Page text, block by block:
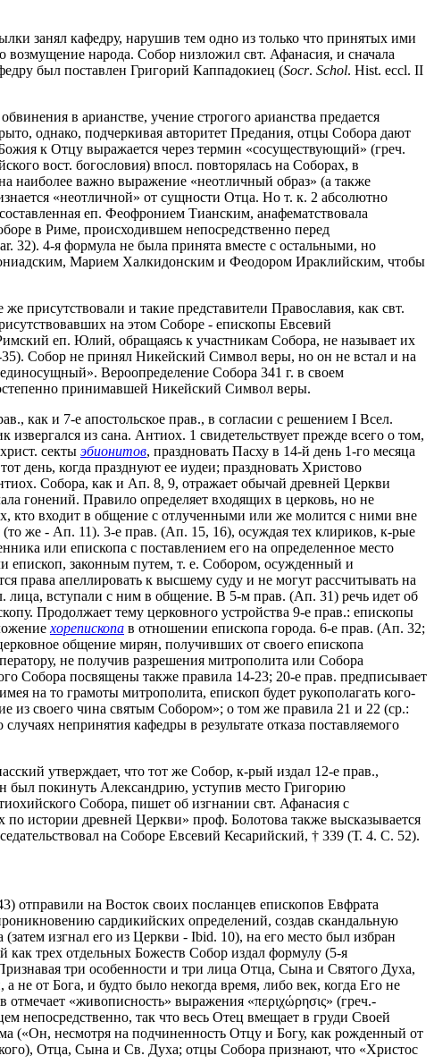
занял кафедру, нарушив тем одно из только что принятых ими
возмущение народа. Собор низложил свт. Афанасия, и сначала
был поставлен Григорий Каппадокиец (Socr. Schol. Hist. eccl. II
в арианстве, учение строгого арианства предается
однако, подчеркивая авторитет Предания, отцы Собора дают
к Отцу выражается через термин «сосуществующий» (греч.
вост. богословия) впосл. повторялась на Соборах, в
наиболее важно выражение «неотличный образ» (а также
«неотличной» от сущности Отца. Но т. к. 2 абсолютно
еп. Феофронием Тианским, анафематствовала
в Риме, происходившем непосредственно перед
32). 4-я формула не была принята вместе с остальными, но
Марием Халкидонским и Феодором Ираклийским, чтобы
присутствовали и такие представители Православия, как свт.
на этом Соборе - епископы Евсевий
еп. Юлий, обращаясь к участникам Собора, не называет их
35). Собор не принял Никейский Символ веры, но он не встал и на
Вероопределение Собора 341 г. в своем
принимавшей Никейский Символ веры.
как и 7-е апостольское прав., в согласии с решением I Всел.
из сана. Антиох. 1 свидетельствует прежде всего о том,
секты эбионитов, праздновать Пасху в 14-й день 1-го месяца
день, когда празднуют ее иудеи; праздновать Христово
Собора, как и Ап. 8, 9, отражает обычай древней Церкви
гонений. Правило определяет входящих в церковь, но не
кто входит в общение с отлученными или же молится с ними вне
же - Ап. 11). 3-е прав. (Ап. 15, 16), осуждая тех клириков, к-рые
или епископа с поставлением его на определенное место
епископ, законным путем, т. е. Собором, осужденный и
права апеллировать к высшему суду и не могут рассчитывать на
лица, вступали с ним в общение. В 5-м прав. (Ап. 31) речь идет об
Продолжает тему церковного устройства 9-е прав.: епископы
хорепископа в отношении епископа города. 6-е прав. (Ап. 32;
общение мирян, получивших от своего епископа
не получив разрешения митрополита или Собора
Собора посвящены также правила 14-23; 20-е прав. предписывает
на то грамоты митрополита, епископ будет рукополагать кого-
из своего чина святым Собором»; о том же правила 21 и 22 (ср.:
непринятия кафедры в результате отказа поставляемого
утверждает, что тот же Собор, к-рый издал 12-е прав.,
был покинуть Александрию, уступив место Григорию
Собора, пишет об изгнании свт. Афанасия с
по истории древней Церкви» проф. Болотова также высказывается
на Соборе Евсевий Кесарийский, † 339 (Т. 4. С. 52).
на Восток своих посланцев епископов Евфрата
сардикийских определений, создав скандальную
изгнал его из Церкви - Ibid. 10), на его место был избран
трех отдельных Божеств Собор издал формулу (5-я
три особенности и три лица Отца, Сына и Святого Духа,
от Бога, и будто было некогда время, либо век, когда Его не
«живописность» выражения «περιχώρησις» (греч.-
непосредственно, так что весь Отец вмещает в груди Своей
(«Он, несмотря на подчиненность Отцу и Богу, как рожденный от
Отца, Сына и Св. Духа; отцы Собора признают, что «Христос